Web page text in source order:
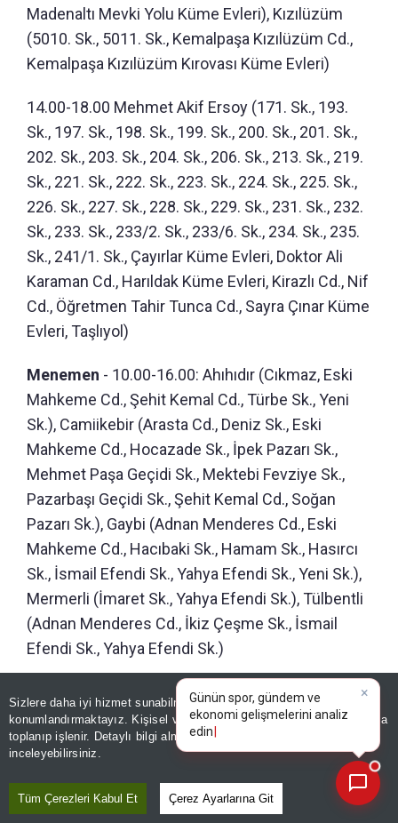
Sizlere daha iyi hizmet sunabilmek adına sitemizdeçerez
konumlandırmaktayız. Kişisel verileriniz, KVKK ve GDPR kapsamında
toplanıp işlenir. Detaylı bilgi almak için
inceleyebilirsiniz.
Tüm Çerezleri Kabul Et Çerez Ayarlarına Git
Madenaltı Mevki Yolu Küme Evleri), Kızılüzüm
(5010. Sk., 5011. Sk., Kemalpaşa Kızılüzüm Cd.,
Kemalpaşa Kızılüzüm Kırovası Küme Evleri)
14.00-18.00 Mehmet Akif Ersoy (171. Sk., 193.
Sk., 197. Sk., 198. Sk., 199. Sk., 200. Sk., 201. Sk.,
202. Sk., 203. Sk., 204. Sk., 206. Sk., 213. Sk., 219.
Sk., 221. Sk., 222. Sk., 223. Sk., 224. Sk., 225. Sk.,
226. Sk., 227. Sk., 228. Sk., 229. Sk., 231. Sk., 232.
Sk., 233. Sk., 233/2. Sk., 233/6. Sk., 234. Sk., 235.
Sk., 241/1. Sk., Çayırlar Küme Evleri, Doktor Ali
Karaman Cd., Harıldak Küme Evleri, Kirazlı Cd., Nif
Cd., Öğretmen Tahir Tunca Cd., Sayra Çınar Küme
Evleri, Taşlıyol)
Menemen - 10.00-16.00: Ahıhıdır (Cıkmaz, Eski
Mahkeme Cd., Şehit Kemal Cd., Türbe Sk., Yeni
Sk.), Camiikebir (Arasta Cd., Deniz Sk., Eski
Mahkeme Cd., Hocazade Sk., İpek Pazarı Sk.,
Mehmet Paşa Geçidi Sk., Mektebi Fevziye Sk.,
Pazarbaşı Geçidi Sk., Şehit Kemal Cd., Soğan
Pazarı Sk.), Gaybi (Adnan Menderes Cd., Eski
Mahkeme Cd., Hacıbaki Sk., Hamam Sk., Hasırcı
Sk., İsmail Efendi Sk., Yahya Efendi Sk., Yeni Sk.),
Mermerli (İmaret Sk., Yahya Efendi Sk.), Tülbentli
(Adnan Menderes Cd., İkiz Çeşme Sk., İsmail
Efendi Sk., Yahya Efendi Sk.)
09.00-15.00: Hatundere (6102. Sk., Hatundere
Cd.)
Ödemiş - 09.00-15.30: Bayırlı (Bayırlı Küme Evleri)
Beydağ - 09.00-16.00: Atatürk (Ulus Meydanı),
×
Günün spor, gündem ve
ekonomi gelişmelerini analiz
edin!